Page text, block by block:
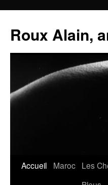
contenu
Roux Alain,
Accueil Maroc Les